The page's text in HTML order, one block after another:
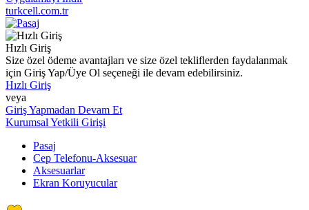
turkcell.com.tr
Hızlı Giriş
Size özel ödeme avantajları ve size özel tekliflerden faydalanmak
için Giriş Yap/Üye Ol seçeneği ile devam edebilirsiniz.
Hızlı Giriş
veya
Giriş Yapmadan Devam Et
Kurumsal Yetkili Girişi
Pasaj
Cep Telefonu-Aksesuar
Aksesuarlar
Ekran Koruyucular